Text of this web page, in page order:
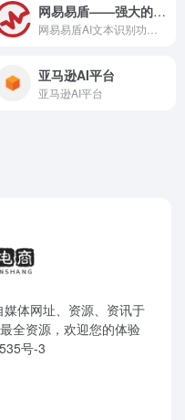
网易易盾——强大的AI文本检测工具
亚马逊AI平台
亚马逊AI平台
体网址、资源、资讯于
全资源，欢迎您的体验
号-3